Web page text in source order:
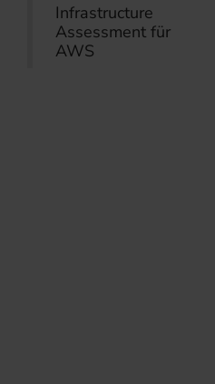
Infrastructure
Assessment für
AWS